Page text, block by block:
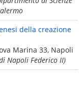
della creazione
Marina 33, Napoli
Napoli Federico II)